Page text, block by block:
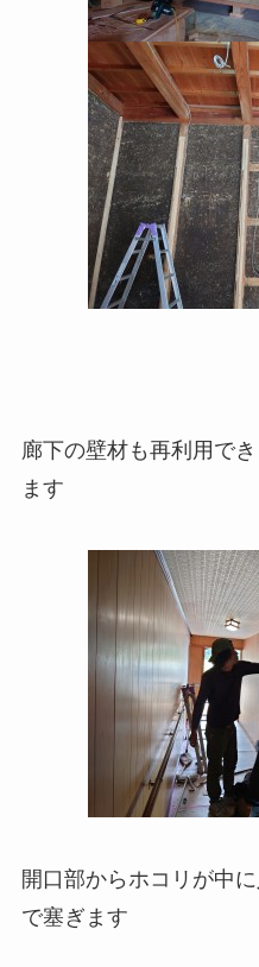
廊下の壁材も再利用で
ます
開口部からホコリが中
で塞ぎます